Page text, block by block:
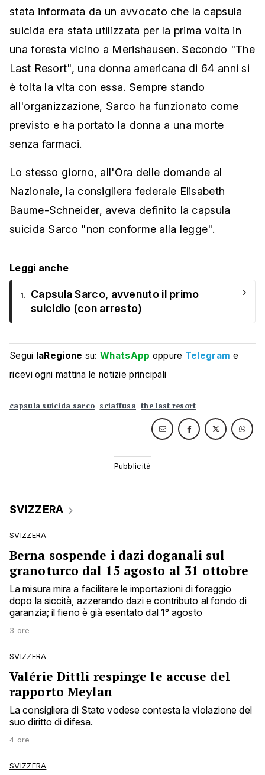
stata informata da un avvocato che la capsula
suicida era stata utilizzata per la prima volta in
una foresta vicino a Merishausen. Secondo "The
Last Resort", una donna americana di 64 anni si
è tolta la vita con essa. Sempre stando
all'organizzazione, Sarco ha funzionato come
previsto e ha portato la donna a una morte
senza farmaci.
Lo stesso giorno, all'Ora delle domande al
Nazionale, la consigliera federale Elisabeth
Baume-Schneider, aveva definito la capsula
suicida Sarco "non conforme alla legge".
Leggi anche
1.
Capsula Sarco, avvenuto il primo
suicidio (con arresto)
›
Segui laRegione su:WhatsApp oppure Telegram e
ricevi ogni mattina le notizie principali
capsula suicida sarco sciaffusa the last resort
SVIZZERA
SVIZZERA
Berna sospende i dazi doganali sul
granoturco dal 15 agosto al 31 ottobre
La misura mira a facilitare le importazioni di foraggio
dopo la siccità, azzerando dazi e contributo al fondo di
garanzia; il fieno è già esentato dal 1° agosto
3 ore
SVIZZERA
Valérie Dittli respinge le accuse del
rapporto Meylan
La consigliera di Stato vodese contesta la violazione del
suo diritto di difesa.
4 ore
SVIZZERA